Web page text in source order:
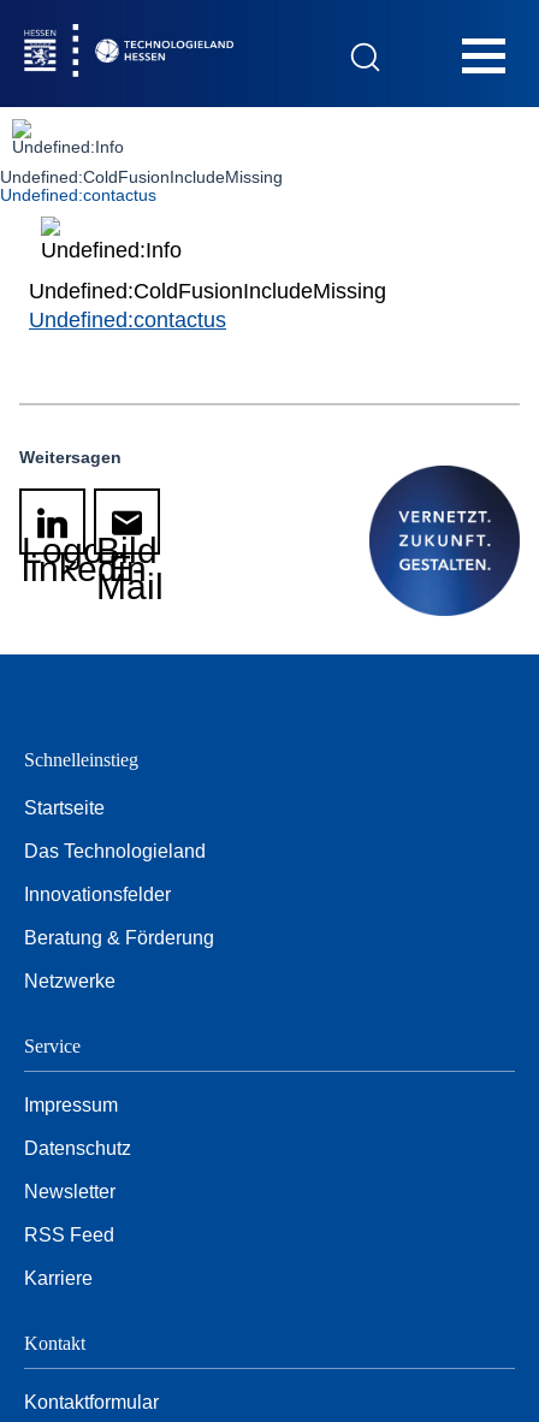
Startseite
Das Technologieland
Kontakt
Undefined:ColdFusionIncludeMissing
Undefined:contactus
Undefined:ColdFusionIncludeMissing
Undefined:contactus
Weitersagen
Logo
linkedin
Bild
E-
Mail
Schnelleinstieg
Startseite
Das Technologieland
Innovationsfelder
Beratung & Förderung
Netzwerke
Service
Impressum
Datenschutz
Newsletter
RSS Feed
Karriere
Kontakt
Kontaktformular